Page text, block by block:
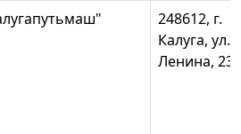
248612, г.
Калуга, ул.
Ленина, 23